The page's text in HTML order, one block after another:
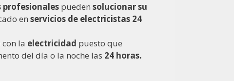
pueden solucionar su
en servicios de electricistas 24
la electricidad puesto que
del día o la noche las 24 horas.